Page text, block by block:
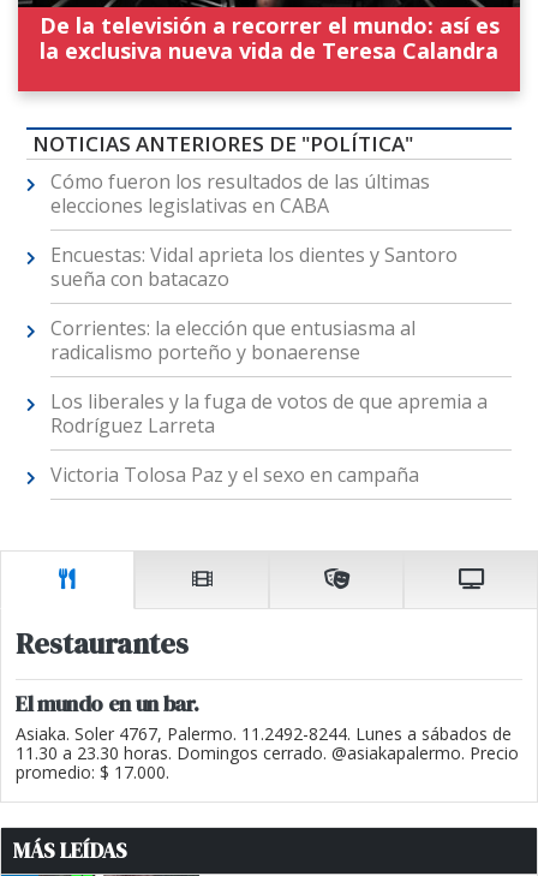
De la televisión a recorrer el mundo: así es
la exclusiva nueva vida de Teresa Calandra
NOTICIAS ANTERIORES DE "POLÍTICA"
Cómo fueron los resultados de las últimas
elecciones legislativas en CABA
Encuestas: Vidal aprieta los dientes y Santoro
sueña con batacazo
Corrientes: la elección que entusiasma al
radicalismo porteño y bonaerense
Los liberales y la fuga de votos de que apremia a
Rodríguez Larreta
Victoria Tolosa Paz y el sexo en campaña
Restaurantes
El mundo en un bar.
Asiaka. Soler 4767, Palermo. 11.2492-8244. Lunes a sábados de
11.30 a 23.30 horas. Domingos cerrado. @asiakapalermo. Precio
promedio: $ 17.000.
MÁS LEÍDAS